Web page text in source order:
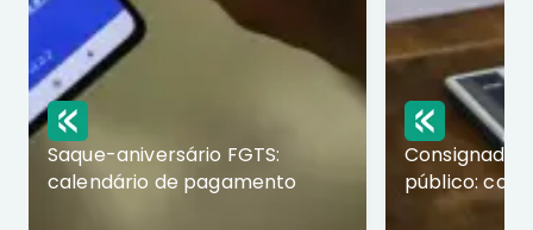
Saque-aniversário FGTS:
calendário de pagamento
Consignado
público: